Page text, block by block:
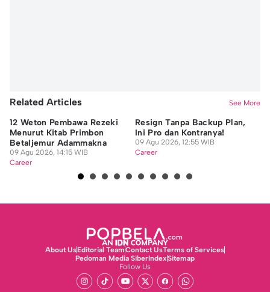
Related Articles See More
12 Weton Pembawa Rezeki
Menurut Kitab Primbon
Betaljemur Adammakna
09 Agu 2026, 14:15 WIB
Career
Resign Tanpa Backup Plan,
Ini Pro dan Kontranya!
09 Agu 2026, 12:55 WIB
Career
About UsEditorial TeamContact UsTerms of Services
Pedoman Media SiberIndexSitemap
Follow Us